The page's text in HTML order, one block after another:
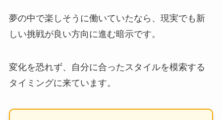
夢の中で楽しそうに働いていたなら、現実でも新
しい挑戦が良い方向に進む暗示です。
変化を恐れず、自分に合ったスタイルを模索する
タイミングに来ています。